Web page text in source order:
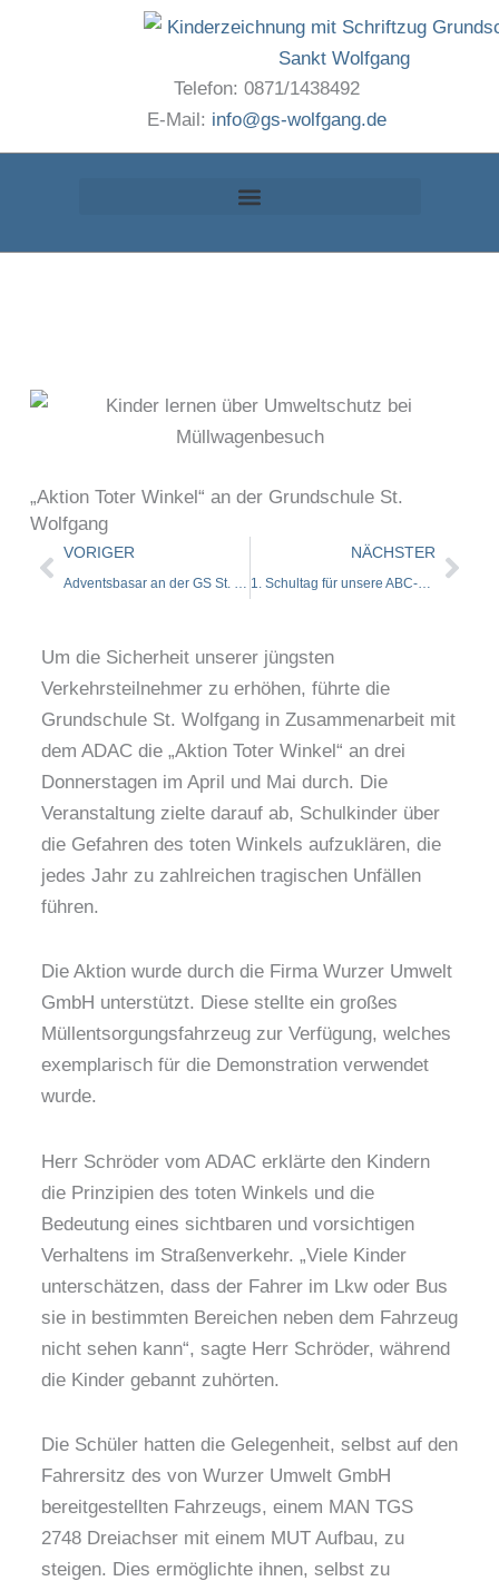
Telefon: 0871/1438492
E-Mail: info@gs-wolfgang.de
„Aktion Toter Winkel“ an der Grundschule St.
Wolfgang
Zurück
VORIGER
Adventsbasar an der GS St. Wolfgang
NÄCHSTER
1. Schultag für unsere ABC-Schützen
Um die Sicherheit unserer jüngsten
Verkehrsteilnehmer zu erhöhen, führte die
Grundschule St. Wolfgang in Zusammenarbeit mit
dem ADAC die „Aktion Toter Winkel“ an drei
Donnerstagen im April und Mai durch. Die
Veranstaltung zielte darauf ab, Schulkinder über
die Gefahren des toten Winkels aufzuklären, die
jedes Jahr zu zahlreichen tragischen Unfällen
führen.
Die Aktion wurde durch die Firma Wurzer Umwelt
GmbH unterstützt. Diese stellte ein großes
Müllentsorgungsfahrzeug zur Verfügung, welches
exemplarisch für die Demonstration verwendet
wurde.
Herr Schröder vom ADAC erklärte den Kindern
die Prinzipien des toten Winkels und die
Bedeutung eines sichtbaren und vorsichtigen
Verhaltens im Straßenverkehr. „Viele Kinder
unterschätzen, dass der Fahrer im Lkw oder Bus
sie in bestimmten Bereichen neben dem Fahrzeug
nicht sehen kann“, sagte Herr Schröder, während
die Kinder gebannt zuhörten.
Die Schüler hatten die Gelegenheit, selbst auf den
Fahrersitz des von Wurzer Umwelt GmbH
bereitgestellten Fahrzeugs, einem MAN TGS
2748 Dreiachser mit einem MUT Aufbau, zu
steigen. Dies ermöglichte ihnen, selbst zu